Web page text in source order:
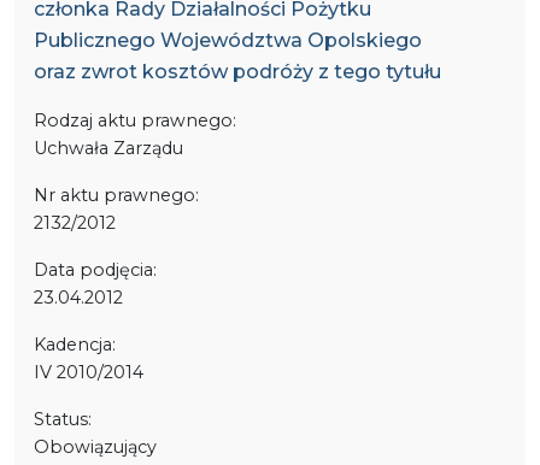
członka Rady Działalności Pożytku
Publicznego Województwa Opolskiego
oraz zwrot kosztów podróży z tego tytułu
Rodzaj aktu prawnego:
Uchwała Zarządu
Nr aktu prawnego:
2132/2012
Data podjęcia:
23.04.2012
Kadencja:
IV 2010/2014
Status:
Obowiązujący